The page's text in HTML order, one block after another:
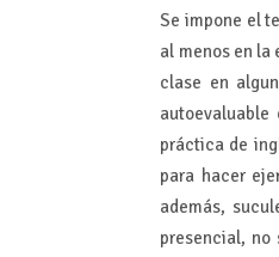
Se impone el
al menos en la
clase en
práctica de
para hacer
además,
presencial, no